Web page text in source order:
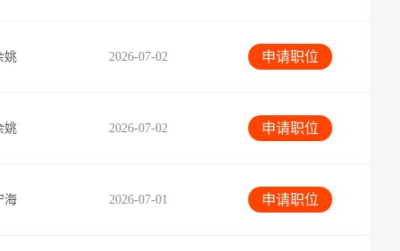
申请职位
2026-07-02
姚
申请职位
2026-07-02
姚
申请职位
2026-07-01
海